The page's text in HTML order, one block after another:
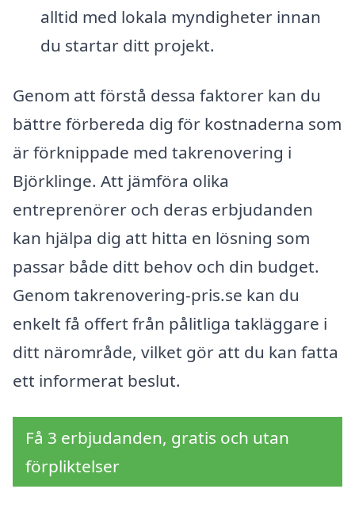
alltid med lokala myndigheter innan
du startar ditt projekt.
Genom att förstå dessa faktorer kan du
bättre förbereda dig för kostnaderna som
är förknippade med takrenovering i
Björklinge. Att jämföra olika
entreprenörer och deras erbjudanden
kan hjälpa dig att hitta en lösning som
passar både ditt behov och din budget.
Genom takrenovering-pris.se kan du
enkelt få offert från pålitliga takläggare i
ditt närområde, vilket gör att du kan fatta
ett informerat beslut.
Få 3 erbjudanden, gratis och utan
förpliktelser